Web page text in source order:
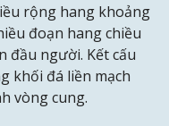
rộng hang khoảng
đoạn hang chiều
đầu người. Kết cấu
khối đá liền mạch
vòng cung.